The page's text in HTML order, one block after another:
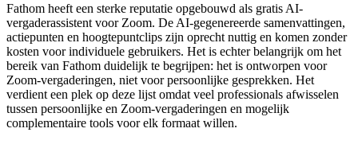
Fathom heeft een sterke reputatie opgebouwd als gratis AI-
vergaderassistent voor Zoom. De AI-gegenereerde samenvattingen,
actiepunten en hoogtepuntclips zijn oprecht nuttig en komen zonder
kosten voor individuele gebruikers. Het is echter belangrijk om het
bereik van Fathom duidelijk te begrijpen: het is ontworpen voor
Zoom-vergaderingen, niet voor persoonlijke gesprekken. Het
verdient een plek op deze lijst omdat veel professionals afwisselen
tussen persoonlijke en Zoom-vergaderingen en mogelijk
complementaire tools voor elk formaat willen.